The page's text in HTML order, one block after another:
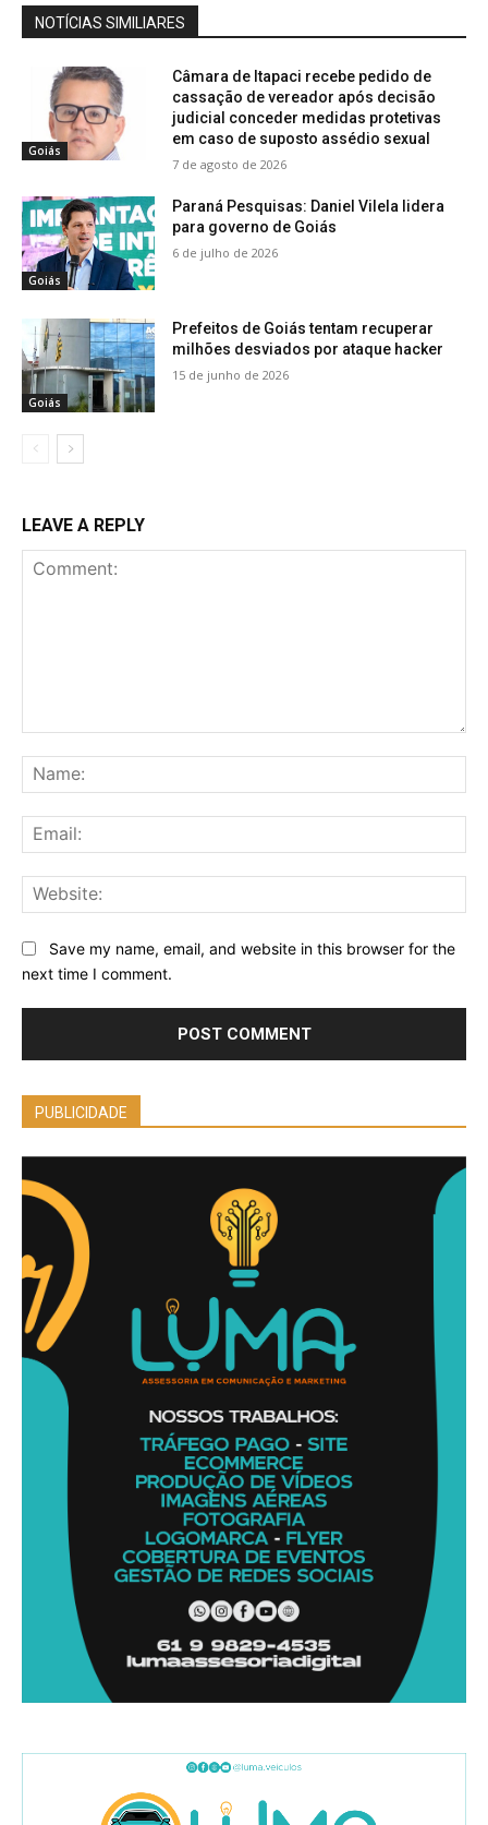
NOTÍCIAS SIMILIARES
Goiás
Câmara de Itapaci recebe pedido de
cassação de vereador após decisão
judicial conceder medidas protetivas
em caso de suposto assédio sexual
7 de agosto de 2026
Goiás
Paraná Pesquisas: Daniel Vilela lidera
para governo de Goiás
6 de julho de 2026
Goiás
Prefeitos de Goiás tentam recuperar
milhões desviados por ataque hacker
15 de junho de 2026
LEAVE A REPLY
Save my name, email, and website in this browser for the
next time I comment.
PUBLICIDADE